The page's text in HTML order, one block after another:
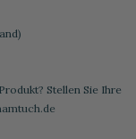
Stellen Sie Ihre